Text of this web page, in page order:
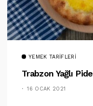
YEMEK TARIFLERI
Trabzon Yağlı Pide
16 OCAK 2021